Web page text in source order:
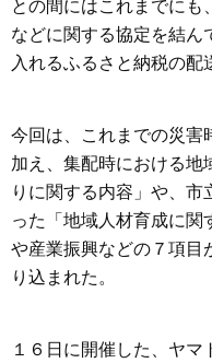
との間にはこれまでにも
などに関する協定を結ん
入れるふるさと納税の配
今回は、これまでの災害
加え、集配時における地
りに関する内容」や、
った「地域人材育成に関
や産業振興などの７項目
り込まれた。
１６日に開催した、ヤ